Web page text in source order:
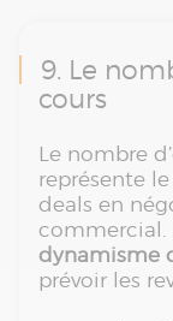
9. Le
cours
Le nombre
représente
deals en
commercial.
dynamisme
prévoir les